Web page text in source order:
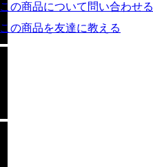
この商品について問い合わせる
この商品を友達に教える